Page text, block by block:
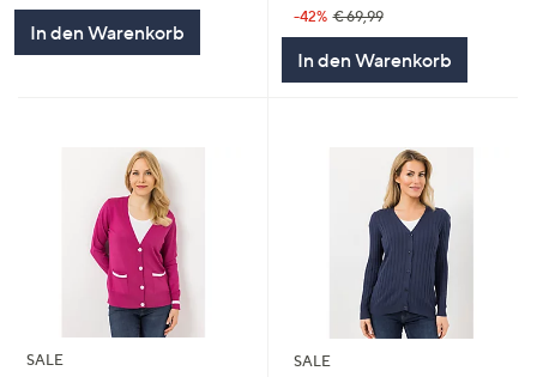
In den Warenkorb
-42% € 69,99
In den Warenkorb
SALE
SALE